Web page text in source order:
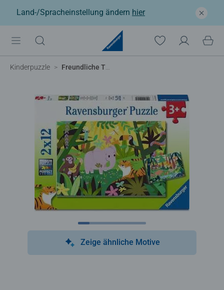
Land-/Spracheinstellung ändern hier
Kinderpuzzle Freundliche Tierfreunde
Zeige ähnliche Motive